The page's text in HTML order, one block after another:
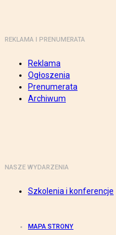
REKLAMA I PRENUMERATA
Reklama
Ogłoszenia
Prenumerata
Archiwum
NASZE WYDARZENIA
Szkolenia i konferencje
MAPA STRONY